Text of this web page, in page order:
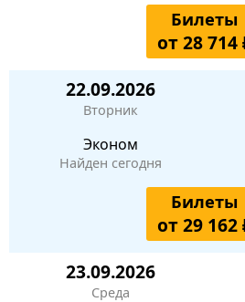
Билеты
от 28 714
22.09.2026
Вторник
Эконом
Найден сегодня
Билеты
от 29 162
23.09.2026
Среда